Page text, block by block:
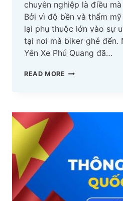
chuyên nghiệp là điều
Bởi vì độ bền và thẩm
lại phụ thuộc lớn vào sự
tại nơi mà biker ghé đến.
Yên Xe Phú Quang đã…
READ MORE TOP
BỌC
YÊN
MÁY
BUÔN